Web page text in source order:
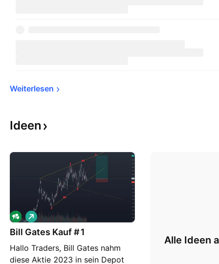
Weiterlesen
Ideen
Bill Gates Kauf #1
Hallo Traders, Bill Gates nahm
diese Aktie 2023 in sein Depot
L
o
n
Alle Ideen